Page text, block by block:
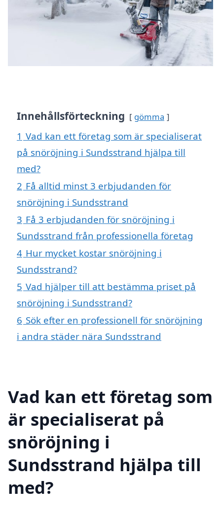
Innehållsförteckning gömma
1 Vad kan ett företag som är specialiserat
på snöröjning i Sundsstrand hjälpa till
med?
2 Få alltid minst 3 erbjudanden för
snöröjning i Sundsstrand
3 Få 3 erbjudanden för snöröjning i
Sundsstrand från professionella företag
4 Hur mycket kostar snöröjning i
Sundsstrand?
5 Vad hjälper till att bestämma priset på
snöröjning i Sundsstrand?
6 Sök efter en professionell för snöröjning
i andra städer nära Sundsstrand
Vad kan ett företag som
är specialiserat på
snöröjning i
Sundsstrand hjälpa till
med?